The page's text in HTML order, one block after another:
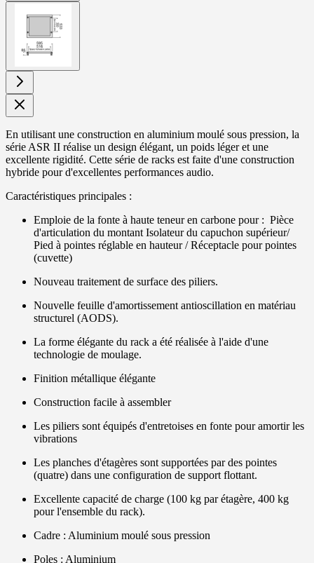
larger
En utilisant une construction en aluminium moulé sous pression, la
série ASR II réalise un design élégant, un poids léger et une
excellente rigidité. Cette série de racks est faite d'une construction
hybride pour d'excellentes performances audio.
Caractéristiques principales :
Emploie de la fonte à haute teneur en carbone pour : Pièce
d'articulation du montant Isolateur du capuchon supérieur/
Pied à pointes réglable en hauteur / Réceptacle pour pointes
(cuvette)
Nouveau traitement de surface des piliers.
Nouvelle feuille d'amortissement antioscillation en matériau
structurel (AODS).
La forme élégante du rack a été réalisée à l'aide d'une
technologie de moulage.
Finition métallique élégante
Construction facile à assembler
Les piliers sont équipés d'entretoises en fonte pour amortir les
vibrations
Les planches d'étagères sont supportées par des pointes
(quatre) dans une configuration de support flottant.
Excellente capacité de charge (100 kg par étagère, 400 kg
pour l'ensemble du rack).
Cadre : Aluminium moulé sous pression
Poles : Aluminium